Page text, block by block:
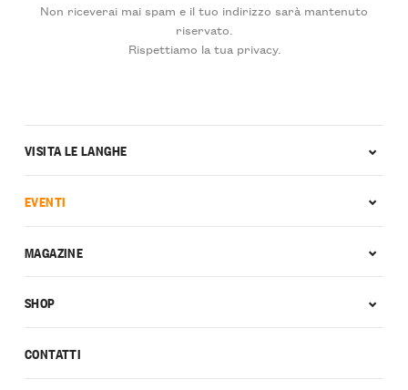
Non riceverai mai spam e il tuo indirizzo sarà mantenuto
riservato.
Rispettiamo la tua privacy.
CONTATTI
VISITA LE LANGHE
EVENTI
MAGAZINE
SHOP